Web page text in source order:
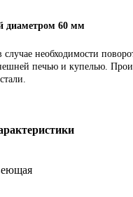
диаметром 60 мм
случае необходимости
печью и купелью.